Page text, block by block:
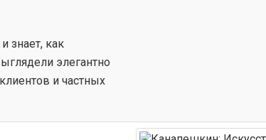
знает, как
элегантно
и частных